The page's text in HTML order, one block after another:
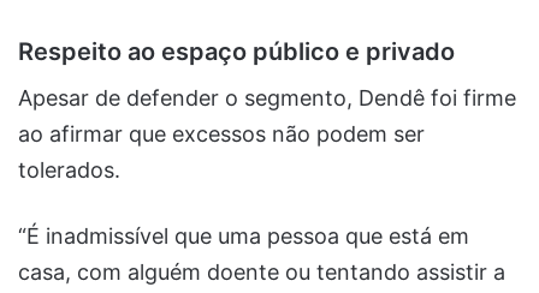
Respeito ao espaço público e privado
Apesar de defender o segmento, Dendê foi firme
ao afirmar que excessos não podem ser
tolerados.
“É inadmissível que uma pessoa que está em
casa, com alguém doente ou tentando assistir a